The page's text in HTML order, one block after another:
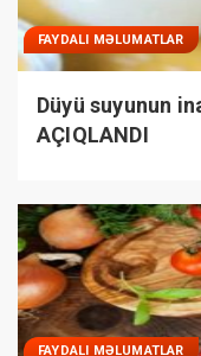
FAYDALI MƏLUMATLAR
Düyü suyunun
AÇIQLANDI
FAYDALI MƏLUMATLAR